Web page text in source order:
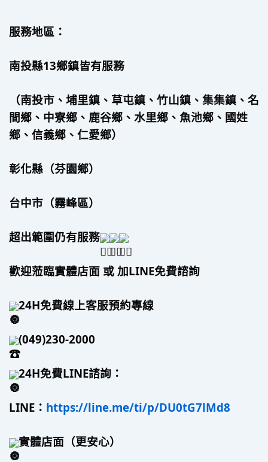
服務地區：
南投縣13鄉鎮皆有服務
（南投市、埔里鎮、草屯鎮、竹山鎮、集集鎮、名
間鄉、中寮鄉、鹿谷鄉、水里鄉、魚池鄉、國姓
鄉、信義鄉、仁愛鄉）
彰化縣（芬園鄉）
台中市（霧峰區）
超出範圍仍有服務
歡迎蒞臨實體店面 或 加LINE免費諮詢
24H免費線上客服預約專線
(049)230-2000
24H免費LINE諮詢：
LINE： https://line.me/ti/p/DU0tG7lMd8
實體店面（更安心）